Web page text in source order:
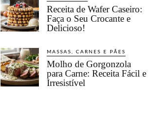
Receita de Wafer Caseiro:
Faça o Seu Crocante e
Delicioso!
MASSAS, CARNES E PÃES
Molho de Gorgonzola
para Carne: Receita Fácil e
Irresistível